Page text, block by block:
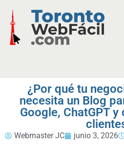
¿Por qué tu
necesita un Blog
Google, ChatGPT
Webmaster JC junio 3, 2026